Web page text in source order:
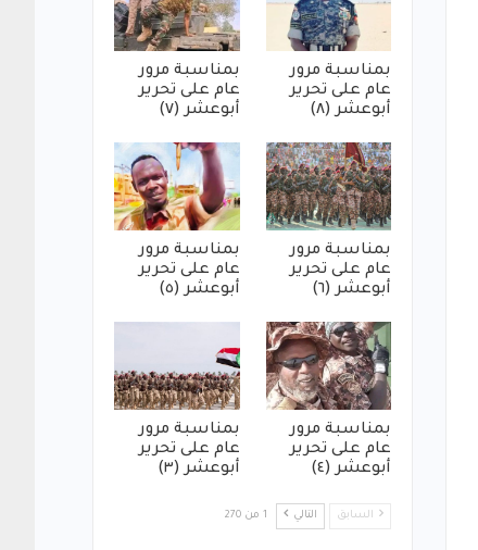
بمناسبة مرور
عام على تحرير
أبوعشر (٨)
بمناسبة مرور
عام على تحرير
أبوعشر (٧)
بمناسبة مرور
عام على تحرير
أبوعشر (٦)
بمناسبة مرور
عام على تحرير
أبوعشر (٥)
بمناسبة مرور
عام على تحرير
أبوعشر (٤)
بمناسبة مرور
عام على تحرير
أبوعشر (٣)
السابق التالي 1 من 270